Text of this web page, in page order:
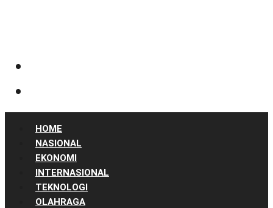
HOME
NASIONAL
EKONOMI
INTERNASIONAL
TEKNOLOGI
OLAHRAGA